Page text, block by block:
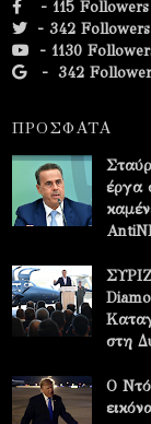
- 115 Followers
- 342 Followers
- 1130
- 342
ΠΡΟΣΦΑΤΑ
έργα
στη
Ο